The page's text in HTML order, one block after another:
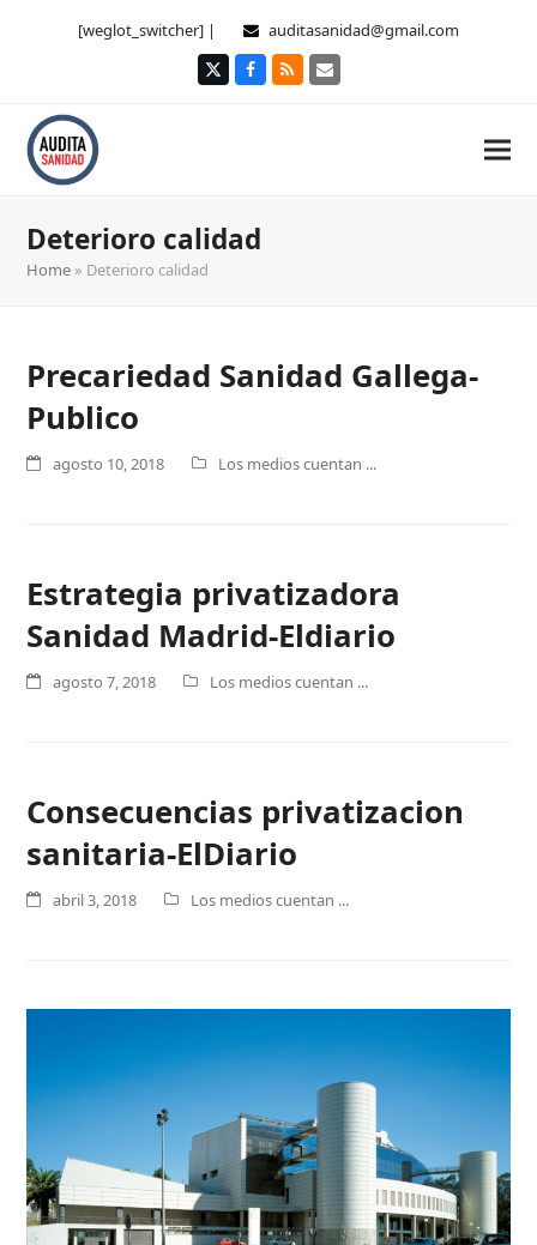
[weglot_switcher] | auditasanidad@gmail.com
TwitterFacebook
RSS Correo
Deterioro calidad
Home » Deterioro calidad
Precariedad Sanidad Gallega-
Publico
agosto 10, 2018 Los medios cuentan ...
Estrategia privatizadora
Sanidad Madrid-Eldiario
agosto 7, 2018 Los medios cuentan ...
Consecuencias privatizacion
sanitaria-ElDiario
abril 3, 2018 Los medios cuentan ...